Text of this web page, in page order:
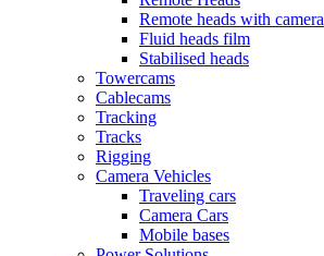
Remote heads with camera
Fluid heads film
Stabilised heads
Towercams
Cablecams
Tracking
Tracks
Rigging
Camera Vehicles
Traveling cars
Camera Cars
Mobile bases